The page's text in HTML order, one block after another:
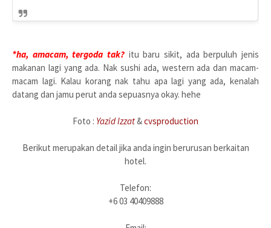
*ha, amacam, tergoda tak? itu baru sikit, ada berpuluh jenis
makanan lagi yang ada. Nak sushi ada, western ada dan macam-
macam lagi. Kalau korang nak tahu apa lagi yang ada, kenalah
datang dan jamu perut anda sepuasnya okay. hehe
Foto : Yazid Izzat&cvsproduction
Berikut merupakan detail jika anda ingin berurusan berkaitan
hotel.
Telefon:
+6 03 40409888